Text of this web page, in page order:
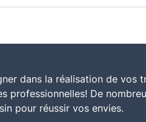
dans la réalisation de vos
professionnelles! De
pour réussir vos envies.